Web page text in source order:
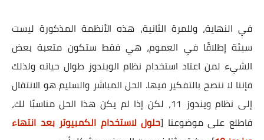
في النهاية، وللمرة الثانية، هذه الأنظمة المذكورة ليست
سيئة إطلاقًا في العموم، هي فقط ستكون متعبة بعض
الشيء لمن اعتاد استخدام نظام الويندوز طوال حياته ولذلك
فإننا لا ننصح بالتفكير فيها. الحل المباشر والسليم هو الانتقال
إلى نظام ويندوز 11، لكن إذا لم يكن هذا الحل مناسبًا لك،
فاطلع على موضوعنا [حلول لاستخدام الكمبيوتر بعد انتهاء